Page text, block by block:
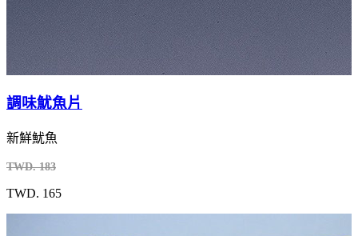
調味魷魚片
新鮮魷魚
TWD. 183
TWD. 165